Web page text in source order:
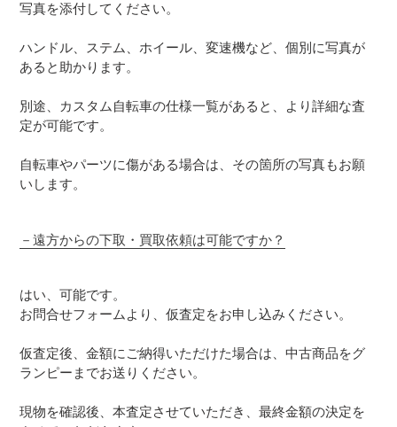
写真を添付してください。
ハンドル、ステム、ホイール、変速機など、個別に写真が
あると助かります。
別途、カスタム自転車の仕様一覧があると、より詳細な査
定が可能です。
自転車やパーツに傷がある場合は、その箇所の写真もお願
いします。
－ 遠方からの下取・買取依頼は可能ですか？
はい、可能です。
お問合せフォームより、仮査定をお申し込みください。
仮査定後、金額にご納得いただけた場合は、中古商品をグ
ランピーまでお送りください。
現物を確認後、本査定させていただき、最終金額の決定を